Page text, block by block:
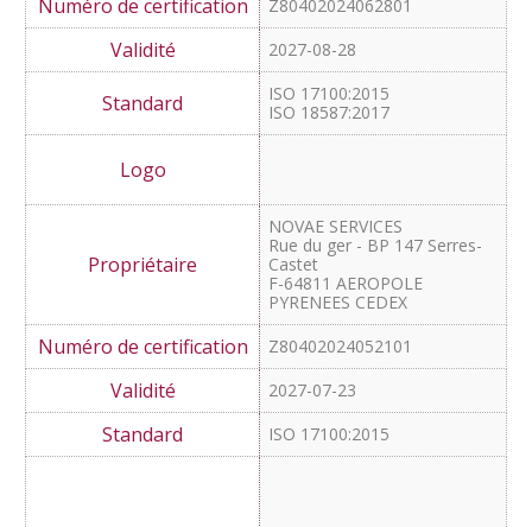
Supertext AG
Hardturmstrasse 253
8005 Zürich
Schweiz
Z80402024062801
ISO 17100:2015
ISO 18587:2017
NOVAE SERVICES
Rue du ger - BP 147 Serres-
Castet
F-64811 AEROPOLE
PYRENEES CEDEX